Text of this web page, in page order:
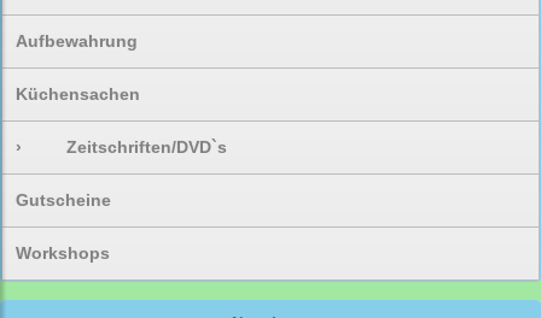
Aufbewahrung
Küchensachen
› Zeitschriften/DVD`s
Gutscheine
Workshops